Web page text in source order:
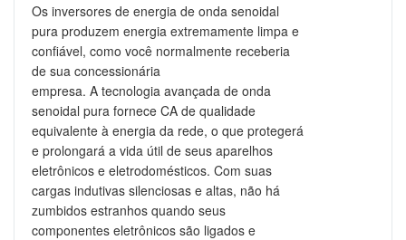
Os inversores de energia de onda senoidal
pura produzem energia extremamente limpa e
confiável, como você normalmente receberia
de sua concessionária
empresa. A tecnologia avançada de onda
senoidal pura fornece CA de qualidade
equivalente à energia da rede, o que protegerá
e prolongará a vida útil de seus aparelhos
eletrônicos e eletrodomésticos. Com suas
cargas indutivas silenciosas e altas, não há
zumbidos estranhos quando seus
componentes eletrônicos são ligados e